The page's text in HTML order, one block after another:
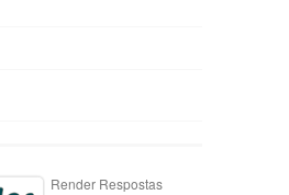
Render Respostas